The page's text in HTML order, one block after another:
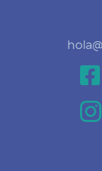

